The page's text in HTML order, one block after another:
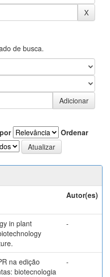
de busca.
Ordenar
Autor(es)
in plant
-
na edição
biotecnologia
-